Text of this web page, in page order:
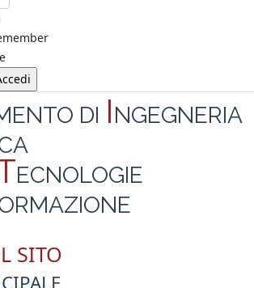
DI INGEGNERIA
ECNOLOGIE
SITO